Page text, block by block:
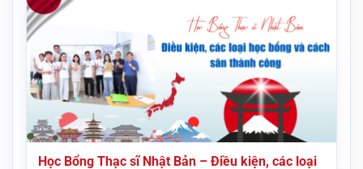
Học Bổng Thạc sĩ Nhật Bản – Điều kiện, các loại